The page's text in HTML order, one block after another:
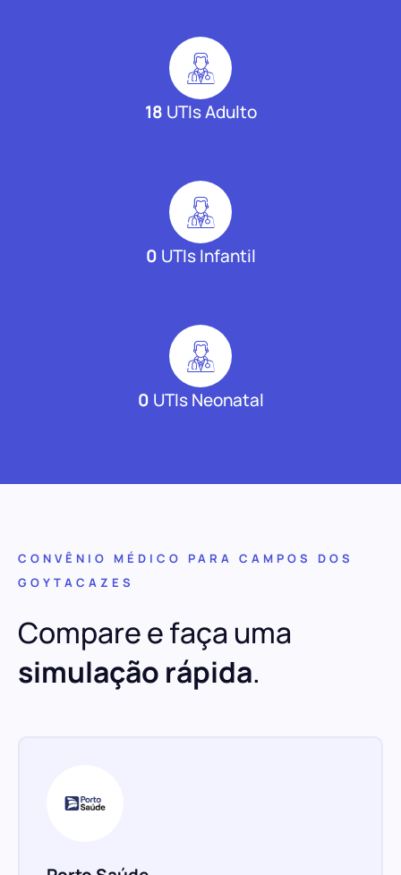
18 UTIs Adulto
0 UTIs Infantil
0 UTIs Neonatal
CONVÊNIO MÉDICO PARA CAMPOS DOS
GOYTACAZES
Compare e faça uma
simulação rápida.